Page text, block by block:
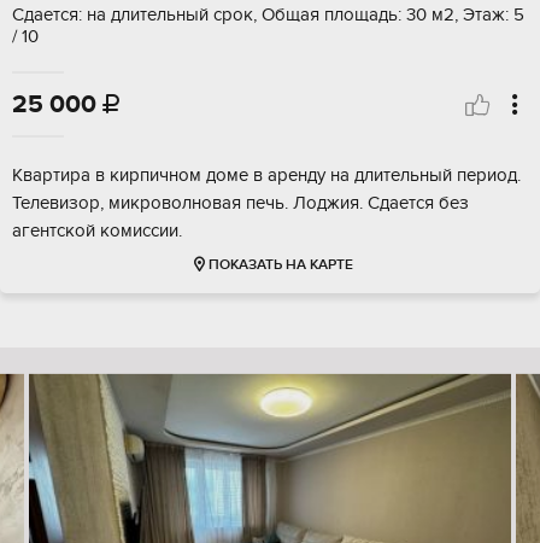
Сдается: на длительный срок, Общая площадь: 30 м2, Этаж: 5
/ 10
25 000 
Квартира в кирпичном доме в аренду на длительный период.
Телевизор, микроволновая печь. Лоджия. Сдается без
агентской комиссии.
ПОКАЗАТЬ НА КАРТЕ